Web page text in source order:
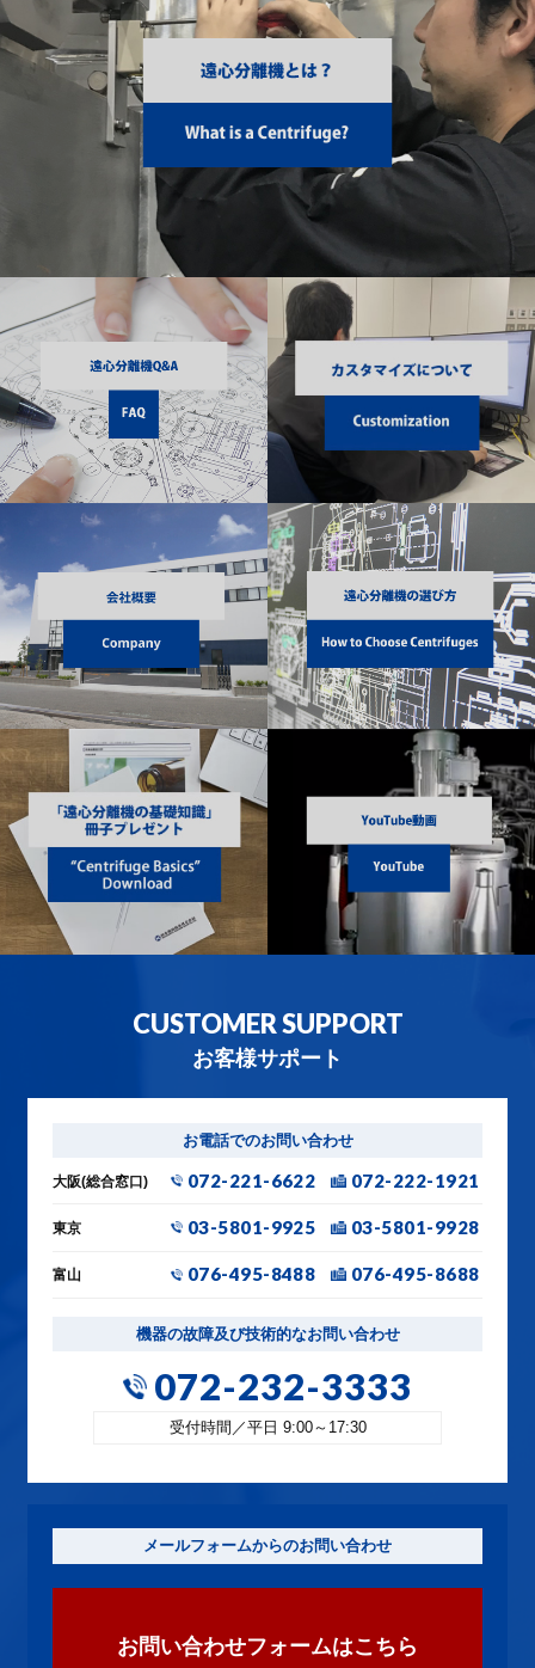
CUSTOMER SUPPORT
お客様サポート
お電話でのお問い合わせ
大阪(総合窓口) 072-221-6622 072-222-1921
東京 03-5801-9925 03-5801-9928
富山 076-495-8488 076-495-8688
機器の故障及び技術的なお問い合わせ
072-232-3333
受付時間／平日 9:00～17:30
メールフォームからのお問い合わせ
お問い合わせフォームはこちら